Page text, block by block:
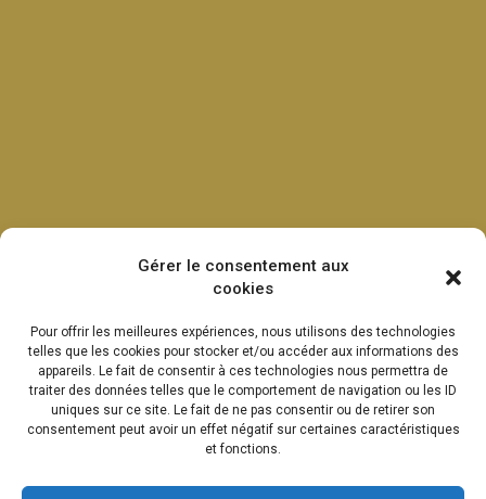
Gérer le consentement aux
cookies
Pour offrir les meilleures expériences, nous utilisons des technologies
telles que les cookies pour stocker et/ou accéder aux informations des
appareils. Le fait de consentir à ces technologies nous permettra de
traiter des données telles que le comportement de navigation ou les ID
uniques sur ce site. Le fait de ne pas consentir ou de retirer son
consentement peut avoir un effet négatif sur certaines caractéristiques
et fonctions.